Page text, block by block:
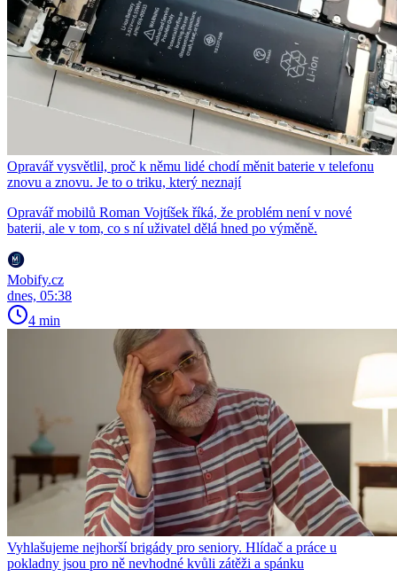
Opravář vysvětlil, proč k němu lidé chodí měnit baterie v telefonu
znovu a znovu. Je to o triku, který neznají
Opravář mobilů Roman Vojtíšek říká, že problém není v nové
baterii, ale v tom, co s ní uživatel dělá hned po výměně.
Mobify.cz
dnes, 05:38
4 min
Vyhlašujeme nejhorší brigády pro seniory. Hlídač a práce u
pokladny jsou pro ně nevhodné kvůli zátěži a spánku